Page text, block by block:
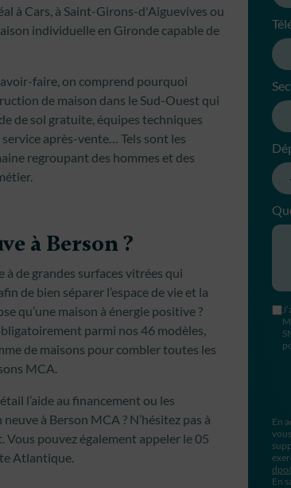
à Cars, à Saint-Girons-d'Aiguevives ou
individuelle en Gironde capable de
faire, on comprend pourquoi
de maison dans le Sud-Ouest qui
de sol gratuite, équipes techniques
après-vente… Tels sont les
regroupant des hommes et des
à Berson ?
à de grandes surfaces vitrées qui
de bien séparer l’espace de vie et la
qu’une maison à énergie positive ?
parmi nos 46 modèles,
de maisons pour combler toutes les
MCA.
l’aide au financement ou les
à Berson MCA ? N’hésitez pas à
pouvez également appeler le 05
Atlantique.
En
En